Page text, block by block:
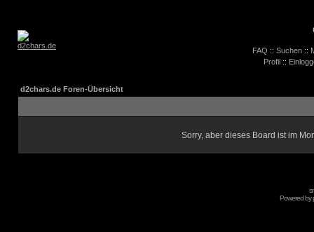
FAQ :: Suchen ::
Profil::
d2chars.de Foren-Übersicht
Sorry, aber dieses Board ist im
Powered by